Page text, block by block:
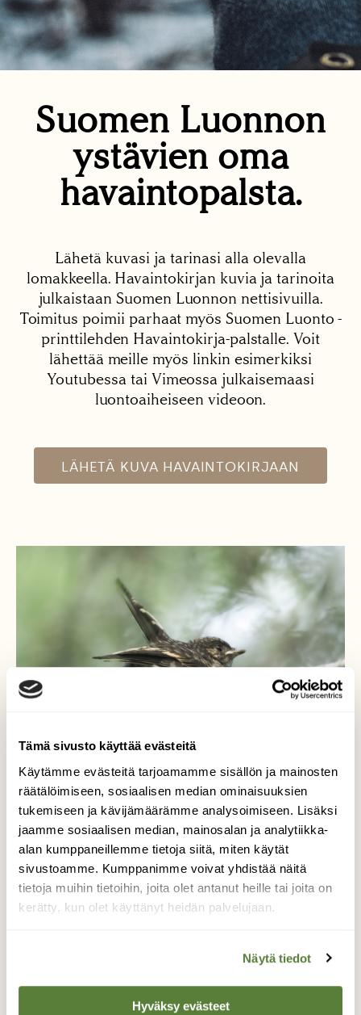
Tämä sivusto käyttää evästeitä
Käytämme evästeitä tarjoamamme sisällön ja mainosten
räätälöimiseen, sosiaalisen median ominaisuuksien
tukemiseen ja kävijämäärämme analysoimiseen. Lisäksi
jaamme sosiaalisen median, mainosalan ja analytiikka-
alan kumppaneillemme tietoja siitä, miten käytät
sivustoamme. Kumppanimme voivat yhdistää näitä
tietoja muihin tietoihin, joita olet antanut heille tai joita on
kerätty, kun olet käyttänyt heidän palvelujaan.
Näytä tiedot
Hyväksy evästeet
Suomen Luonnon
ystävien oma
havaintopalsta.
Lähetä kuvasi ja tarinasi alla olevalla
lomakkeella. Havaintokirjan kuvia ja tarinoita
julkaistaan Suomen Luonnon nettisivuilla.
Toimitus poimii parhaat myös Suomen Luonto -
printtilehden Havaintokirja-palstalle. Voit
lähettää meille myös linkin esimerkiksi
Youtubessa tai Vimeossa julkaisemaasi
luontoaiheiseen videoon.
LÄHETÄ KUVA HAVAINTOKIRJAAN
poikanen
Linnun (rastas?) poikanen oksalla.
Valokuvaaja: Risto Lavi, Kouvola 5.7.2022
TAKAISIN LISTAAN